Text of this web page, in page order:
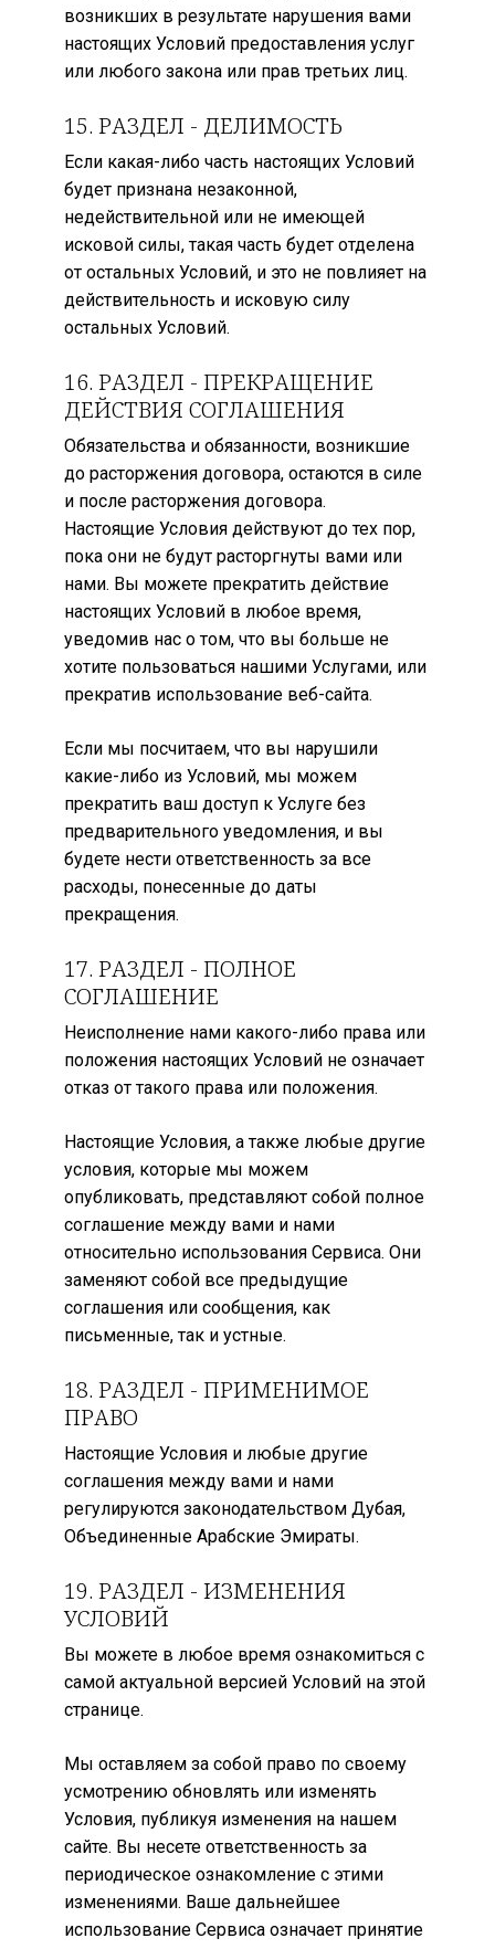
возникших в результате нарушения вами
настоящих Условий предоставления услуг
или любого закона или прав третьих лиц.
15. РАЗДЕЛ - ДЕЛИМОСТЬ
Если какая-либо часть настоящих Условий
будет признана незаконной,
недействительной или не имеющей
исковой силы, такая часть будет отделена
от остальных Условий, и это не повлияет на
действительность и исковую силу
остальных Условий.
16. РАЗДЕЛ - ПРЕКРАЩЕНИЕ
ДЕЙСТВИЯ СОГЛАШЕНИЯ
Обязательства и обязанности, возникшие
до расторжения договора, остаются в силе
и после расторжения договора.
Настоящие Условия действуют до тех пор,
пока они не будут расторгнуты вами или
нами. Вы можете прекратить действие
настоящих Условий в любое время,
уведомив нас о том, что вы больше не
хотите пользоваться нашими Услугами, или
прекратив использование веб-сайта.
Если мы посчитаем, что вы нарушили
какие-либо из Условий, мы можем
прекратить ваш доступ к Услуге без
предварительного уведомления, и вы
будете нести ответственность за все
расходы, понесенные до даты
прекращения.
17. РАЗДЕЛ - ПОЛНОЕ
СОГЛАШЕНИЕ
Неисполнение нами какого-либо права или
положения настоящих Условий не означает
отказ от такого права или положения.
Настоящие Условия, а также любые другие
условия, которые мы можем
опубликовать, представляют собой полное
соглашение между вами и нами
относительно использования Сервиса. Они
заменяют собой все предыдущие
соглашения или сообщения, как
письменные, так и устные.
18. РАЗДЕЛ - ПРИМЕНИМОЕ
ПРАВО
Настоящие Условия и любые другие
соглашения между вами и нами
регулируются законодательством Дубая,
Объединенные Арабские Эмираты.
19. РАЗДЕЛ - ИЗМЕНЕНИЯ
УСЛОВИЙ
Вы можете в любое время ознакомиться с
самой актуальной версией Условий на этой
странице.
Мы оставляем за собой право по своему
усмотрению обновлять или изменять
Условия, публикуя изменения на нашем
сайте. Вы несете ответственность за
периодическое ознакомление с этими
изменениями. Ваше дальнейшее
использование Сервиса означает принятие